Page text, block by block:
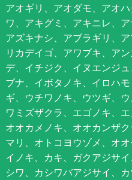
アオギリ、アオダモ、アオ
ワ、アキグミ、アキニレ、
アズキナシ、アブラギリ、
リカデイゴ、アワブキ、ア
デ、イチジク、イヌエンジ
ブナ、イボタノキ、イロハ
ギ、ウチワノキ、ウツギ、
ワミズザクラ、エゴノキ、
オオカメノキ、オオカンザ
マリ、オトコヨウゾメ、オ
イノキ、カキ、ガクアジサ
シワ、カシワバアジサイ、